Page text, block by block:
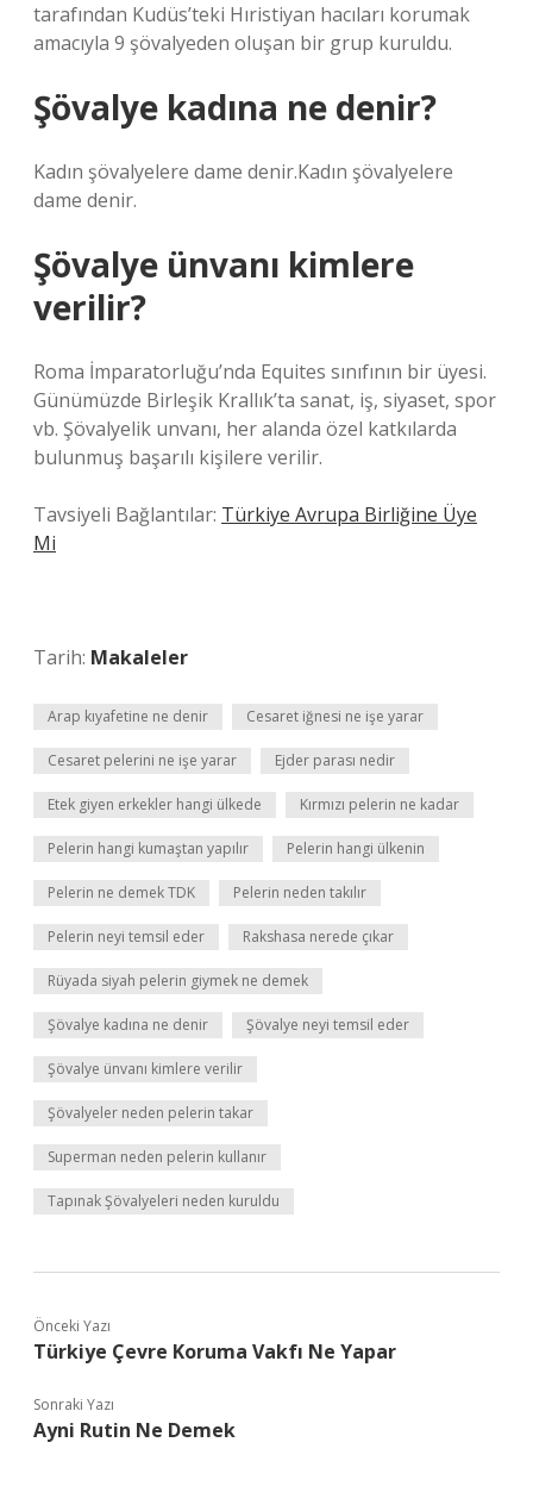
tarafından Kudüs’teki Hıristiyan hacıları korumak
amacıyla 9 şövalyeden oluşan bir grup kuruldu.
Şövalye kadına ne denir?
Kadın şövalyelere dame denir.Kadın şövalyelere
dame denir.
Şövalye ünvanı kimlere
verilir?
Roma İmparatorluğu’nda Equites sınıfının bir üyesi.
Günümüzde Birleşik Krallık’ta sanat, iş, siyaset, spor
vb. Şövalyelik unvanı, her alanda özel katkılarda
bulunmuş başarılı kişilere verilir.
Tavsiyeli Bağlantılar: Türkiye Avrupa Birliğine Üye
Mi
Tarih: Makaleler
Arap kıyafetine ne denir Cesaret iğnesi ne işe yarar
Cesaret pelerini ne işe yarar Ejder parası nedir
Etek giyen erkekler hangi ülkede Kırmızı pelerin ne kadar
Pelerin hangi kumaştan yapılır Pelerin hangi ülkenin
Pelerin ne demek TDK Pelerin neden takılır
Pelerin neyi temsil eder Rakshasa nerede çıkar
Rüyada siyah pelerin giymek ne demek
Şövalye kadına ne denir Şövalye neyi temsil eder
Şövalye ünvanı kimlere verilir
Şövalyeler neden pelerin takar
Superman neden pelerin kullanır
Tapınak Şövalyeleri neden kuruldu
Önceki Yazı
Türkiye Çevre Koruma Vakfı Ne Yapar
Sonraki Yazı
Ayni Rutin Ne Demek